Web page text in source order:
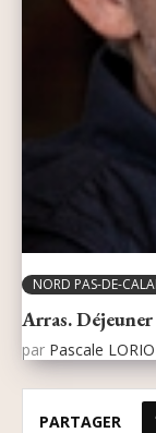
NORD PAS-DE-
Arras.
par Pascale
PARTAGER